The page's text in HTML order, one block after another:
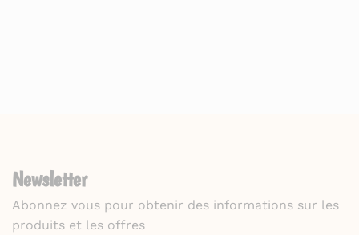
Newsletter
Abonnez vous pour obtenir des informations sur les
produits et les offres